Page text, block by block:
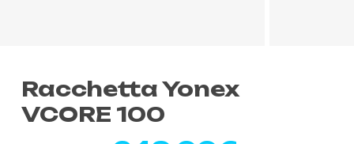
Racchetta Yonex
VCORE 100